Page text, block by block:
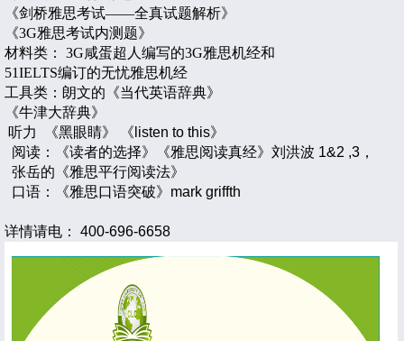
《剑桥雅思考试——全真试题解析》
《3G雅思考试内测题》
材料类：
3G咸蛋超人编写的3G雅思机经和
51IELTS编订的无忧雅思机经
工具类：朗文的《当代英语辞典》
《牛津大辞典》
听力
《黑眼睛》 《 listen to this》
阅读：《读者的选择》《雅思阅读真经》刘洪波 1&2 ,3 ，
张岳的《雅思平行阅读法》
口语：《雅思口语突破》 mark griffth
详情请电： 400-696-6658